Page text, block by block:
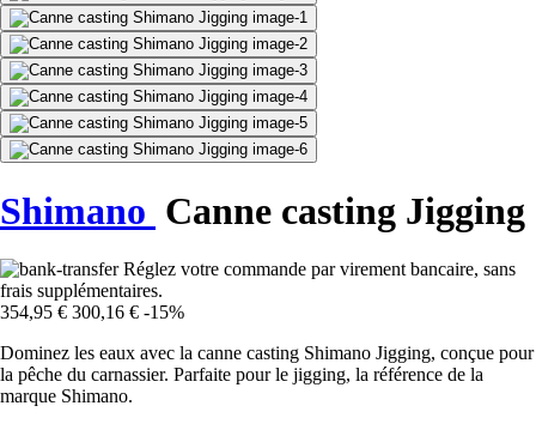
Shimano Canne casting Jigging
Réglez votre commande par virement bancaire, sans
frais supplémentaires.
354,95 € 300,16 € -15%
Dominez les eaux avec la canne casting Shimano Jigging, conçue pour
la pêche du carnassier. Parfaite pour le jigging, la référence de la
marque Shimano.